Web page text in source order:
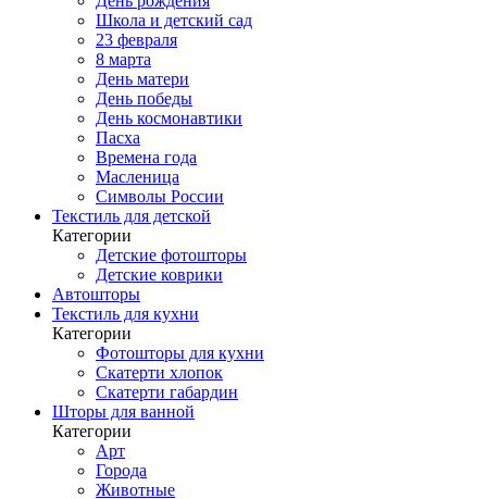
Школа и детский сад
23 февраля
8 марта
День матери
День победы
День космонавтики
Пасха
Времена года
Масленица
Символы России
Текстиль для детской
Категории
Детские фотошторы
Детские коврики
Автошторы
Текстиль для кухни
Категории
Фотошторы для кухни
Скатерти хлопок
Скатерти габардин
Шторы для ванной
Категории
Арт
Города
Животные